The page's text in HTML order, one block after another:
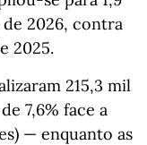
2026, contra
2025.
215,3 mil
7,6% face a
— enquanto as